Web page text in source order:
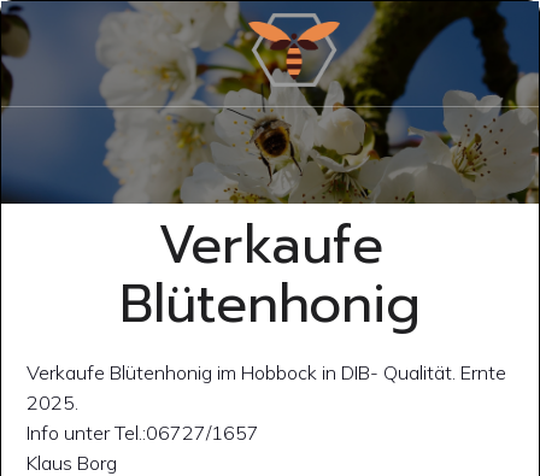
Verkaufe
Blütenhonig
Verkaufe Blütenhonig im Hobbock in DIB- Qualität. Ernte
2025.
Info unter Tel.:06727/1657
Klaus Borg